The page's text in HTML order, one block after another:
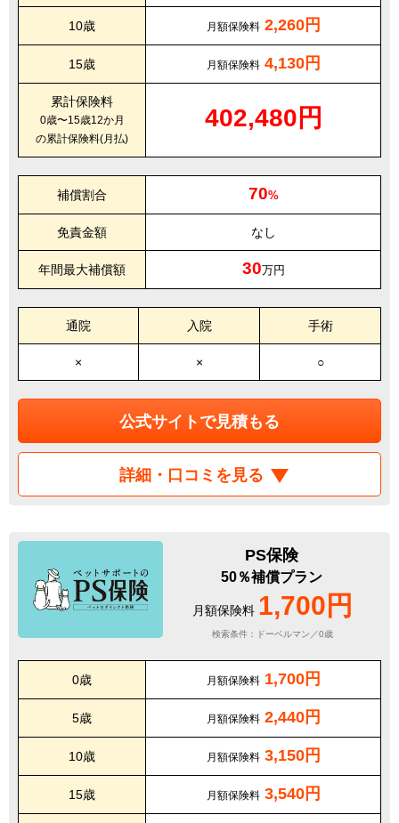
10歳 月額保険料 2,260円
15歳 月額保険料 4,130円
累計保険料
0歳〜15歳12か月
の累計保険料(月払)
402,480円
補償割合 70%
免責金額 なし
年間最大補償額 30万円
通院 入院 手術
× × ○
公式サイトで見積もる
詳細・口コミを見る
PS保険
50％補償プラン
月額保険料 1,700円
検索条件：ドーベルマン／0歳
0歳 月額保険料 1,700円
5歳 月額保険料 2,440円
10歳 月額保険料 3,150円
15歳 月額保険料 3,540円